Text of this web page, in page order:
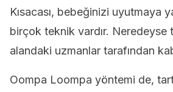
Kısacası, bebeğinizi uyutmaya
birçok teknik vardır. Neredeyse
alandaki uzmanlar tarafından
Oompa Loompa yöntemi de,